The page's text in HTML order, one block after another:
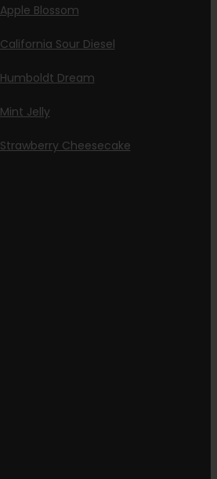
Apple Blossom
California Sour Diesel
Humboldt Dream
Mint Jelly
Strawberry Cheesecake